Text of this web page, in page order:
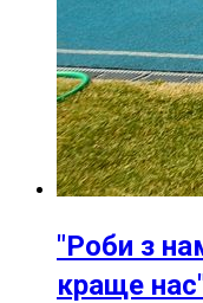
"Роби з
краще